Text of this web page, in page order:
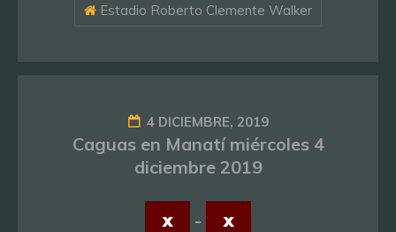
Estadio Roberto Clemente Walker
4 DICIEMBRE, 2019
Caguas en Manatí miércoles 4
diciembre 2019
x - x